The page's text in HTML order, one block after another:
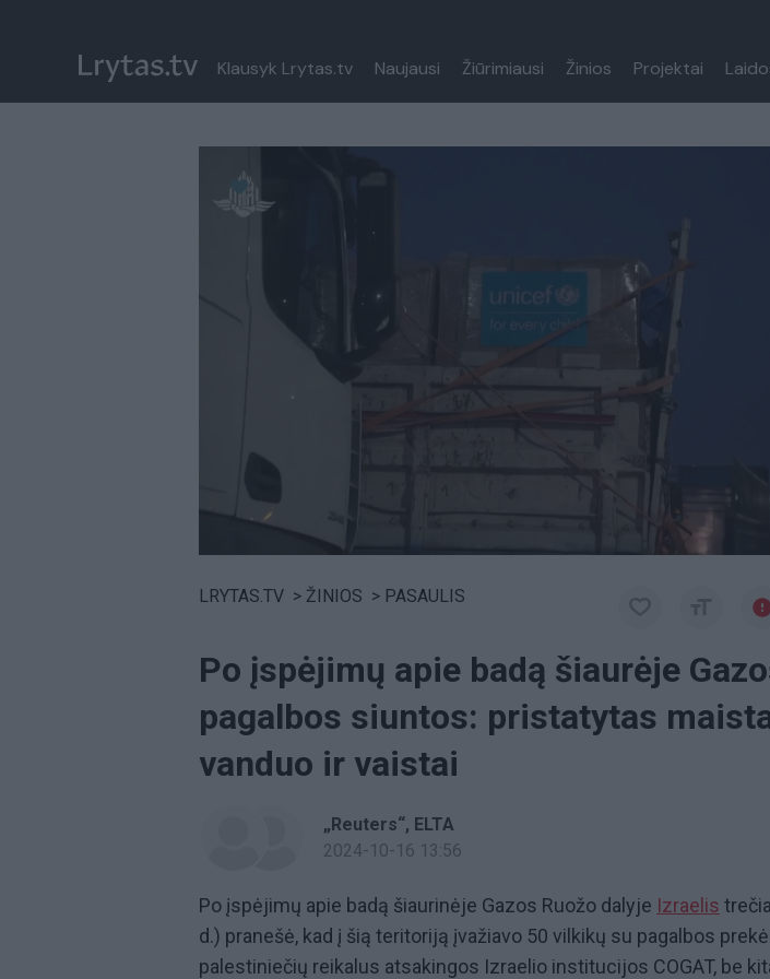
Klausyk Lrytas.tv Naujausi Žiūrimiausi Žinios Projektai
Paremkite Ukrainą
LRYTAS.TV > ŽINIOS > PASAULIS
Po įspėjimų apie badą šiaurėje
pagalbos siuntos: pristatytas
vanduo ir vaistai
„Reuters“ ELTA
2024-10-16 13:56
Po įspėjimų apie badą šiaurinėje Gazos Ruožo dalyje Izraelis
d.) pranešė, kad į šią teritoriją įvažiavo 50 vilkikų su pagalbos
palestiniečių reikalus atsakingos Izraelio institucijos COGAT, be